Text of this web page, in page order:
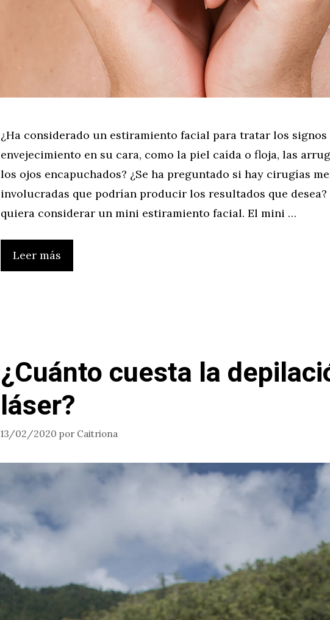
¿Ha considerado un estiramiento facial para tratar los signos
envejecimiento en su cara, como la piel caída o floja, las
los ojos encapuchados? ¿Se ha preguntado si hay cirugías
involucradas que podrían producir los resultados que desea?
quiera considerar un mini estiramiento facial. El mini …
Leer más
¿Cuánto cuesta la
láser?
13/02/2020 por Caitriona